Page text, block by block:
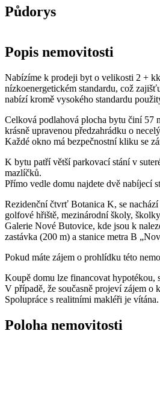
Půdorys
Popis nemovitosti
Nabízíme k prodeji byt o velikosti 2 +
nízkoenergetickém standardu, což
nabízí kromě vysokého standardu
Celková podlahová plocha bytu činí 57
krásně upravenou předzahrádku o
Každé okno má bezpečnostní kliku se
K bytu patří větší parkovací stání v
mazlíčků.
Přímo vedle domu najdete dvě nabíjecí
Rezidenční čtvrť Botanica K, se
golfové hřiště, mezinárodní školy,
Galerie Nové Butovice, kde jsou k
zastávka (200 m) a stanice metra B
Pokud máte zájem o prohlídku této
Koupě domu lze financovat hypotékou,
V případě, že současně projeví zájem
Spolupráce s realitními makléři je vítána.
Poloha nemovitosti